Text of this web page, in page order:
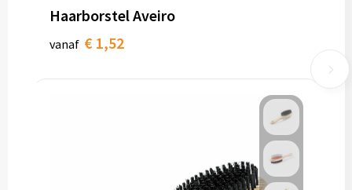
Haarborstel Aveiro
vanaf € 1,52